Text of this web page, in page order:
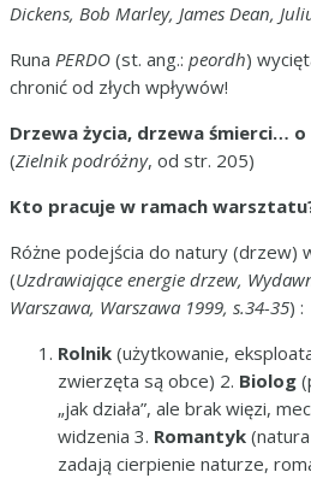
Dickens, Bob Marley, James Dean,
Runa PERDO (st. ang.: peordh)
chronić od złych wpływów!
Drzewa życia, drzewa śmierci…
(Zielnik podróżny, od str. 205)
Kto pracuje w ramach
Różne podejścia do natury (drzew)
(Uzdrawiające energie drzew,
Warszawa, Warszawa 1999, s.34-35) :
Rolnik (użytkowanie,
zwierzęta są obce) 2. Biolog
„jak działa”, ale brak więzi,
widzenia 3. Romantyk
zadają cierpienie naturze,